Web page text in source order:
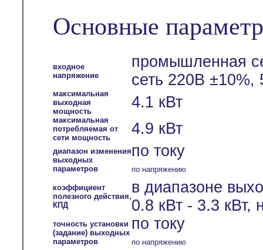
Основные
входное
напряжение
промышленная
сеть 220В ±10%,
максимальная
выходная
мощность
4.1 кВт
максимальная
потребляемая от
сети мощность
4.9 кВт
диапазон изменения
выходных
параметров
по току
по напряжению
коэффициент
полезного действия,
КПД
в диапазоне
0.8 кВт - 3.3 кВт,
точность установки
(задание) выходных
параметров
по току
по напряжению